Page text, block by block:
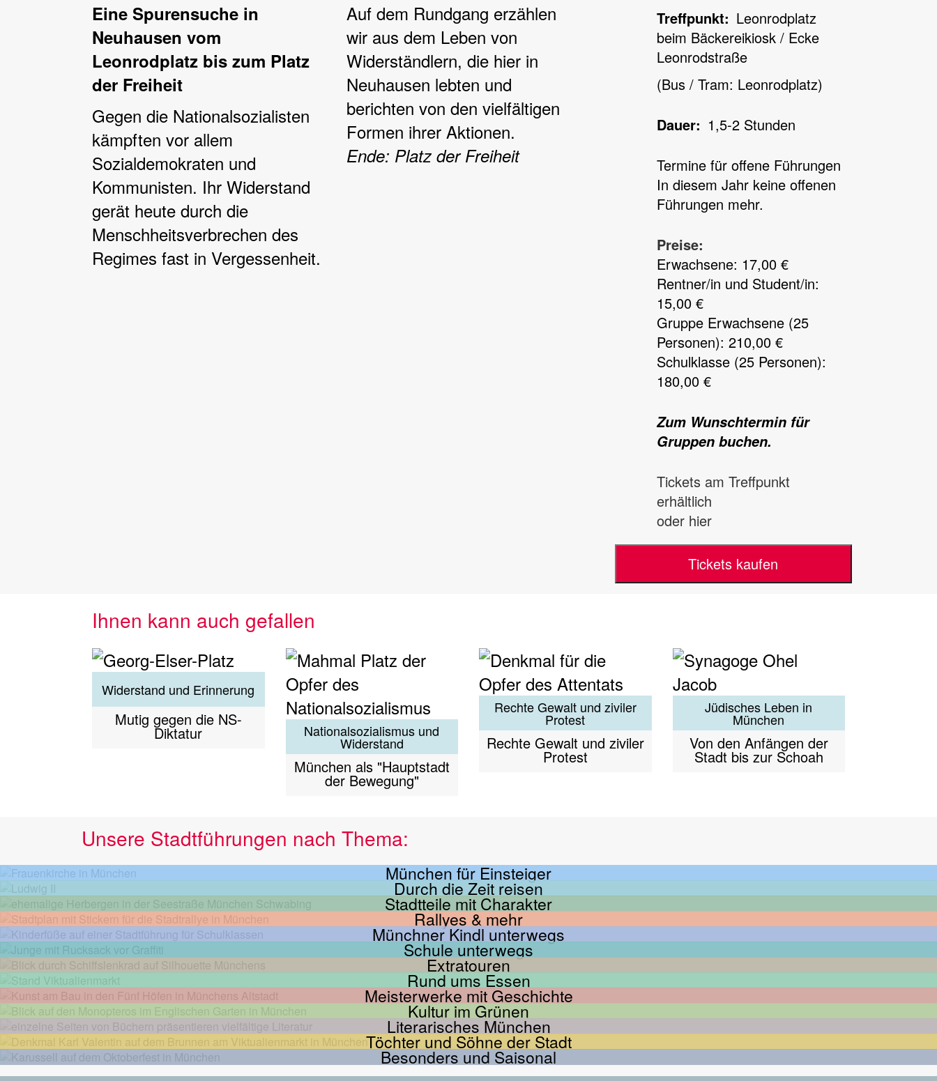
Eine Spurensuche in
Neuhausen vom
Leonrodplatz bis zum Platz
der Freiheit
Gegen die Nationalsozialisten
kämpften vor allem
Sozialdemokraten und
Kommunisten. Ihr Widerstand
gerät heute durch die
Menschheitsverbrechen des
Regimes fast in Vergessenheit.
Auf dem Rundgang erzählen
wir aus dem Leben von
Widerständlern, die hier in
Neuhausen lebten und
berichten von den vielfältigen
Formen ihrer Aktionen.
Ende: Platz der Freiheit
Treffpunkt
Leonrodplatz
beim Bäckereikiosk / Ecke
Leonrodstraße
(Bus / Tram: Leonrodplatz)
Dauer
1,5-2 Stunden
Termine für offene Führungen
Preise:
Erwachsene: 17,00 €
Rentner/in und Student/in:
15,00 €
Gruppe Erwachsene (25
Personen): 210,00 €
Schulklasse (25 Personen):
180,00 €
Zum Wunschtermin für
Gruppen buchen.
Tickets am Treffpunkt
erhältlich
oder hier
Tickets kaufen
Ihnen kann auch gefallen
Widerstand und Erinnerung
Mutig gegen die NS-
Diktatur Nationalsozialismus und
Widerstand
München als "Hauptstadt
der Bewegung"
Rechte Gewalt und ziviler
Protest
Rechte Gewalt und ziviler
Protest
Jüdisches Leben in
München
Von den Anfängen der
Stadt bis zur Schoah
Unsere Stadtführungen nach Thema:
München für Einsteiger
Durch die Zeit reisen
Stadtteile mit Charakter
Rallyes & mehr
Münchner Kindl unterwegs
Schule unterwegs
Extratouren
Rund ums Essen
Meisterwerke mit Geschichte
Kultur im Grünen
Literarisches München
Töchter und Söhne der Stadt
Besonders und Saisonal